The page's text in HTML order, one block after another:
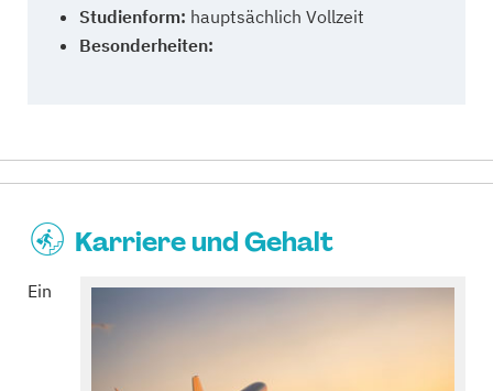
Studienform: hauptsächlich Vollzeit
Besonderheiten:
Karriere und Gehalt
Ein